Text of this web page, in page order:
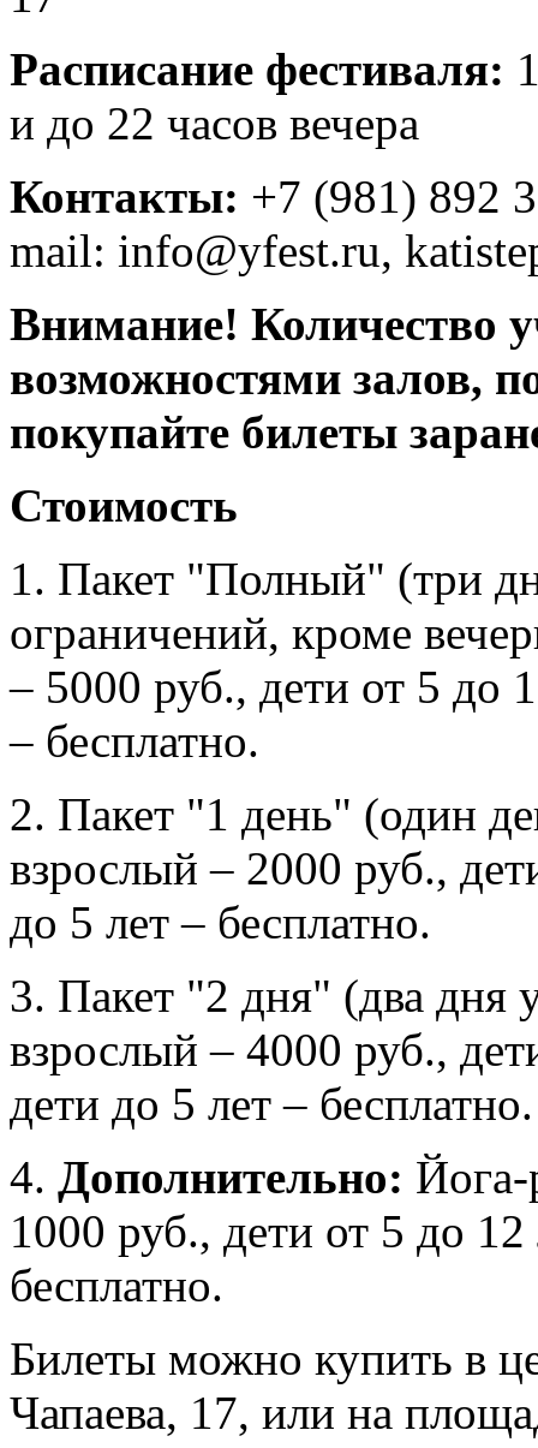
Расписание фестиваля:
и до 22 часов вечера
Контакты: +7 (981) 892
mail: info@yfest.ru,
Внимание! Количество
возможностями залов,
покупайте билеты
Стоимость
1. Пакет "Полный" (три
ограничений, кроме
– 5000 руб., дети от 5 до
– бесплатно.
2. Пакет "1 день" (один
взрослый – 2000 руб.,
до 5 лет – бесплатно.
3. Пакет "2 дня" (два дня
взрослый – 4000 руб.,
дети до 5 лет – бесплатно.
4. Дополнительно: Йога-
1000 руб., дети от 5 до
бесплатно.
Билеты можно купить в
Чапаева, 17, или на